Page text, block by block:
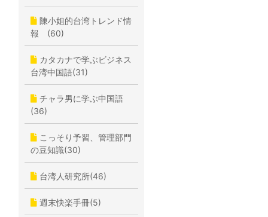
陳小姐的台湾トレンド情
報 (60)
カタカナで学ぶビジネス
台湾中国語(31)
チャラ男に学ぶ中国語
(36)
こっそり予習、管理部門
の豆知識(30)
台湾人研究所(46)
週末快楽手冊(5)